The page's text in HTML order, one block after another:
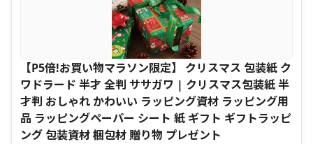
【P5倍!お買い物マラソン限定】 クリスマス 包装紙 ク
ワドラード 半才 全判 ササガワ | クリスマス包装紙 半
才判 おしゃれ かわいい ラッピング資材 ラッピング用
品 ラッピングペーパー シート 紙 ギフト ギフトラッピ
ング 包装資材 梱包材 贈り物 プレゼント